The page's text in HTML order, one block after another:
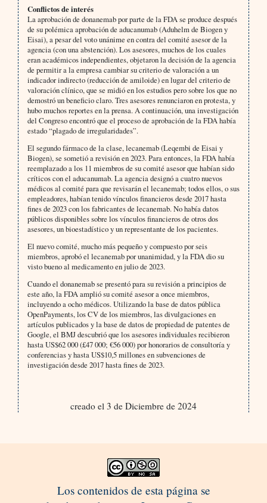
Conflictos de interés
La aprobación de donanemab por parte de la FDA se produce después
de su polémica aprobación de aducanumab (Aduhelm de Biogen y
Eisai), a pesar del voto unánime en contra del comité asesor de la
agencia (con una abstención). Los asesores, muchos de los cuales
eran académicos independientes, objetaron la decisión de la agencia
de permitir a la empresa cambiar su criterio de valoración a un
indicador indirecto (reducción de amiloide) en lugar del criterio de
valoración clínico, que se midió en los estudios pero sobre los que no
demostró un beneficio claro. Tres asesores renunciaron en protesta, y
hubo muchos reportes en la prensa. A continuación, una investigación
del Congreso encontró que el proceso de aprobación de la FDA había
estado “plagado de irregularidades”.
El segundo fármaco de la clase, lecanemab (Leqembi de Eisai y
Biogen), se sometió a revisión en 2023. Para entonces, la FDA había
reemplazado a los 11 miembros de su comité asesor que habían sido
críticos con el aducanumab. La agencia designó a cuatro nuevos
médicos al comité para que revisarán el lecanemab; todos ellos, o sus
empleadores, habían tenido vínculos financieros desde 2017 hasta
fines de 2023 con los fabricantes de lecanemab. No había datos
públicos disponibles sobre los vínculos financieros de otros dos
asesores, un bioestadístico y un representante de los pacientes.
El nuevo comité, mucho más pequeño y compuesto por seis
miembros, aprobó el lecanemab por unanimidad, y la FDA dio su
visto bueno al medicamento en julio de 2023.
Cuando el donanemab se presentó para su revisión a principios de
este año, la FDA amplió su comité asesor a once miembros,
incluyendo a ocho médicos. Utilizando la base de datos pública
OpenPayments, los CV de los miembros, las divulgaciones en
artículos publicados y la base de datos de propiedad de patentes de
Google, el BMJ descubrió que los asesores individuales recibieron
hasta US$62 000 (£47 000; €56 000) por honorarios de consultoría y
conferencias y hasta US$10,5 millones en subvenciones de
investigación desde 2017 hasta fines de 2023.
creado el 3 de Diciembre de 2024
Los contenidos de esta página se